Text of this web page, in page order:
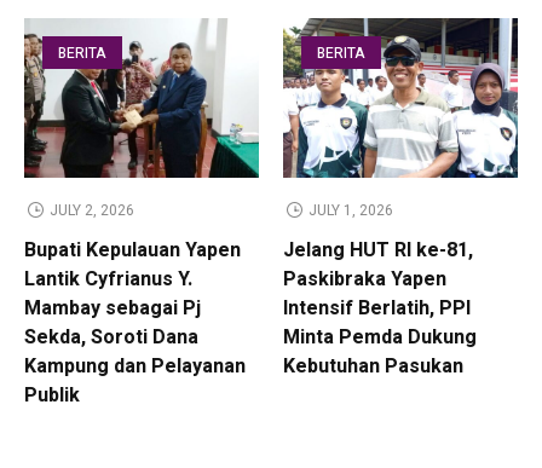
BERITA
JULY 2, 2026
Bupati Kepulauan Yapen
Lantik Cyfrianus Y.
Mambay sebagai Pj
Sekda, Soroti Dana
Kampung dan Pelayanan
Publik
BERITA
JULY 1, 2026
Jelang HUT RI ke-81,
Paskibraka Yapen
Intensif Berlatih, PPI
Minta Pemda Dukung
Kebutuhan Pasukan